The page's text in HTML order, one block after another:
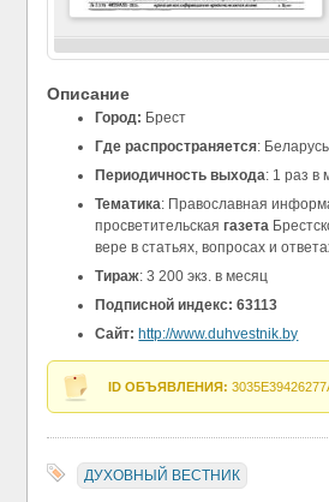
Описание
Город: Брест
Где распространяется: Беларусь
Периодичность выхода: 1 раз в
Тематика: Православная
просветительскаягазета
вере в статьях, вопросах и
Тираж: 3 200 экз. в месяц
Подписной индекс: 63113
Сайт: http://www.duhvestnik.by
ID ОБЪЯВЛЕНИЯ:
ДУХОВНЫЙ ВЕСТНИК